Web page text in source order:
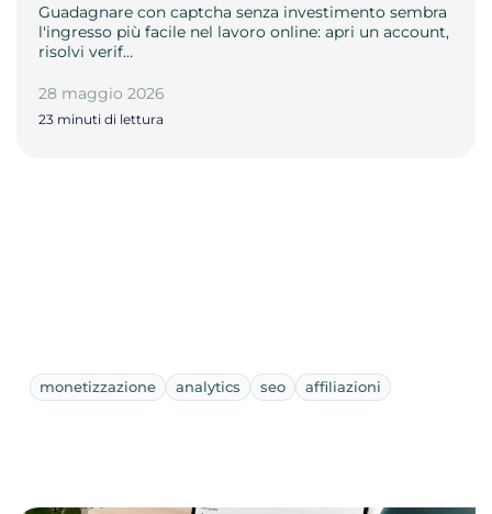
Guadagnare con captcha senza investimento sembra
l'ingresso più facile nel lavoro online: apri un account,
risolvi verif…
28 maggio 2026
23 minuti di lettura
monetizzazione analytics seo affiliazioni